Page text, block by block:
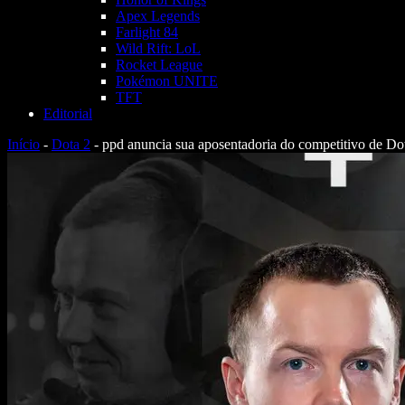
Apex Legends
Farlight 84
Wild Rift: LoL
Rocket League
Pokémon UNITE
TFT
Editorial
Início - Dota 2 - ppd anuncia sua aposentadoria do competitivo de